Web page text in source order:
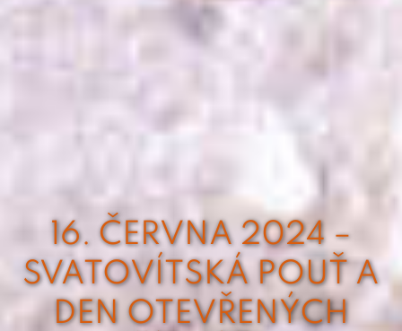
16. ČERVNA 2024 –
SVATOVÍTSKÁ POUŤ A
DEN OTEVŘENÝCH